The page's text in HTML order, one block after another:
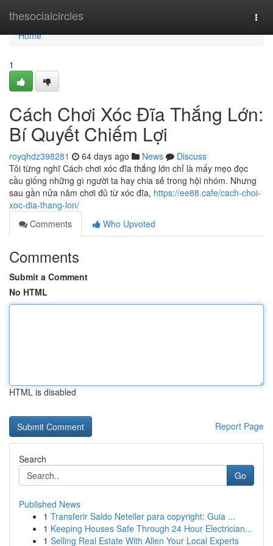
thesocialcircles
Home
Home
1
Cách Chơi Xóc Đĩa Thắng Lớn:
Bí Quyết Chiếm Lợi
royqhdz398281 64 days ago News
Discuss
Tôi từng nghĩ Cách chơi xóc đĩa thắng lớn chỉ là mấy mẹo đọc
cầu giống những gì người ta hay chia sẻ trong hội nhóm. Nhưng
sau gần nửa năm chơi đủ từ xóc đĩa, https://ee88.cafe/cach-choi-
xoc-dia-thang-lon/
Comments
Who Upvoted
Comments
Submit a Comment
No HTML
HTML is disabled
Report Page
Search
Go
Published News
1 Transferir Saldo Neteller para copyright: Guia ...
1 Keeping Houses Safe Through 24 Hour Electrician...
1 Selling Real Estate With Allen Your Local Experts